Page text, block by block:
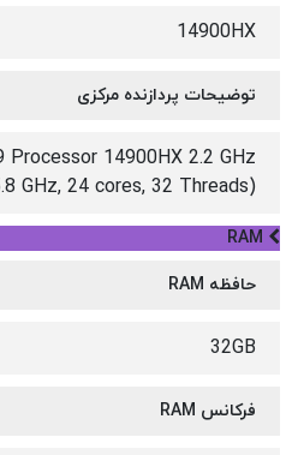
14900HX
توضیحات پردازنده مرکزی
14900HX 2.2 GHz
GHz, 24 cores, 32 Threads)
حافظه RAM
32GB
فرکانس RAM